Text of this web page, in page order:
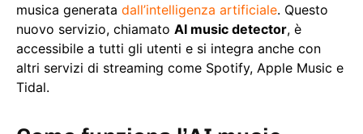
musica generata dall’intelligenza artificiale. Questo
nuovo servizio, chiamato AI music detector, è
accessibile a tutti gli utenti e si integra anche con
altri servizi di streaming come Spotify, Apple Music e
Tidal.